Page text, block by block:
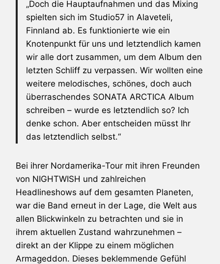
„Doch die Hauptaufnahmen und das Mixing
spielten sich im Studio57 in Alaveteli,
Finnland ab. Es funktionierte wie ein
Knotenpunkt für uns und letztendlich kamen
wir alle dort zusammen, um dem Album den
letzten Schliff zu verpassen. Wir wollten eine
weitere melodisches, schönes, doch auch
überraschendes SONATA ARCTICA Album
schreiben – wurde es letztendlich so? Ich
denke schon. Aber entscheiden müsst Ihr
das letztendlich selbst.“
Bei ihrer Nordamerika-Tour mit ihren Freunden
von NIGHTWISH und zahlreichen
Headlineshows auf dem gesamten Planeten,
war die Band erneut in der Lage, die Welt aus
allen Blickwinkeln zu betrachten und sie in
ihrem aktuellen Zustand wahrzunehmen –
direkt an der Klippe zu einem möglichen
Armageddon. Dieses beklemmende Gefühl